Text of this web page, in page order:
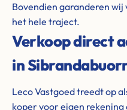
Bovendien garanderen
het hele traject.
Verkoop direct
in
Leco Vastgoed treedt op
koper voor eigen rekening